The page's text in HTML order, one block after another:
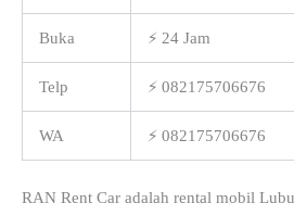
Buka ⚡ 24 Jam
Telp ⚡ 082175706676
WA ⚡ 082175706676
RAN Rent Car adalah rental mobil